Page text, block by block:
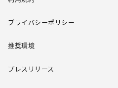
プライバシーポリシー
推奨環境
プレスリリース